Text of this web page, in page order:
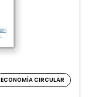
ECONOMÍA CIRCULAR